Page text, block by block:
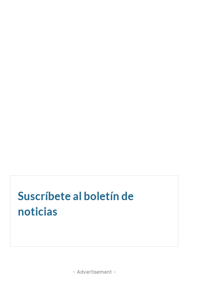
Suscríbete al boletín de
noticias
- Advertisement -